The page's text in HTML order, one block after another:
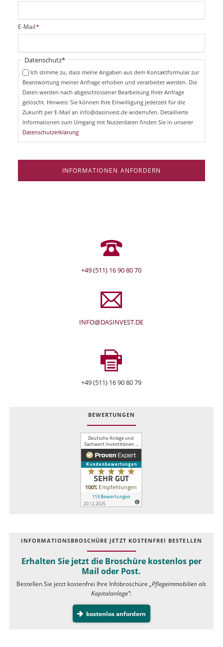
f
i
c
t
f
P
f
i
E-Mail*
Pflichtfeld
Datenschutz*
Ich stimme zu, dass meine Angaben aus dem Kontaktformular zur
Beantwortung meiner Anfrage erhoben und verarbeitet werden. Die
Daten werden nach abgeschlossener Bearbeitung Ihrer Anfrage
gelöscht. Hinweis: Sie können Ihre Einwilligung jederzeit für die
Zukunft per E-Mail an info@dasinvest.de widerrufen. Detaillierte
Informationen zum Umgang mit Nutzerdaten finden Sie in unserer
Datenschutzerklärung
INFORMATIONEN ANFORDERN
+49 (511) 16 90 80 70
INFO@DASINVEST.DE
+49 (511) 16 90 80 79
BEWERTUNGEN
INFOR­MATIONS­BROSCHÜRE JETZT KOSTEN­FREI BESTELLEN
Erhalten Sie jetzt die Broschüre kostenlos per
Mail oder Post.
Bestellen Sie jetzt kostenfrei Ihre Infobroschüre„Pflegeimmobilien als
Kapitalanlage”:
kostenlos anfordern